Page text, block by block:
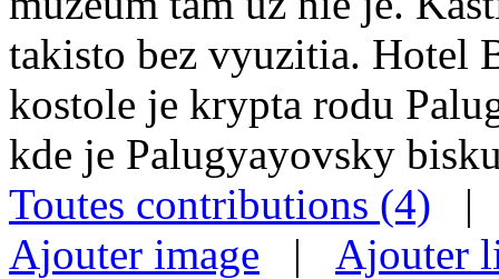
takisto bez vyuzitia. Hotel
kostole je krypta rodu
kde je Palugyayovsky
Toutes contributions (4)
Ajouter image | Ajouter